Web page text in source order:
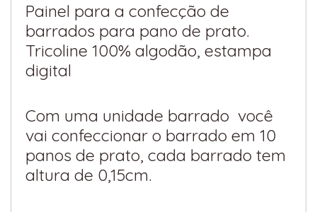
Painel para a confecção de
barrados para pano de prato.
Tricoline 100% algodão, estampa
digital
Com uma unidade barrado você
vai confeccionar o barrado em 10
panos de prato, cada barrado tem
altura de 0,15cm.